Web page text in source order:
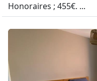
Honoraires ; 455€. ...